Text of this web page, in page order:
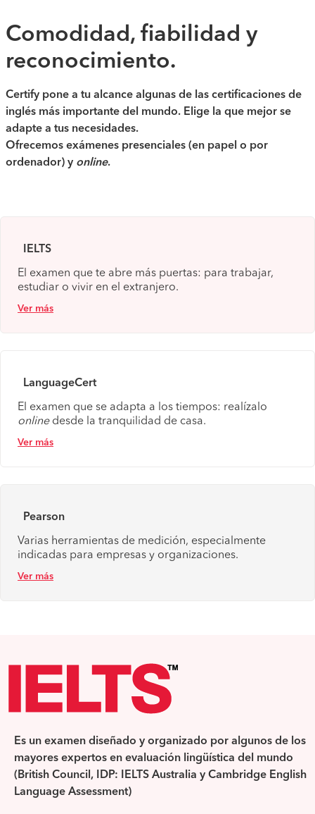
Comodidad, fiabilidad y
reconocimiento.
Certify pone a tu alcance algunas de las certificaciones de
inglés más importante del mundo. Elige la que mejor se
adapte a tus necesidades.
Ofrecemos exámenes presenciales (en papel o por
ordenador) y online.
IELTS
El examen que te abre más puertas: para trabajar,
estudiar o vivir en el extranjero.
Ver más
LanguageCert
El examen que se adapta a los tiempos: realízalo
onlinedesde la tranquilidad de casa.
Ver más
Pearson
Varias herramientas de medición, especialmente
indicadas para empresas y organizaciones.
Ver más
Es un examen diseñado y organizado por algunos de los
mayores expertos en evaluación lingüística del mundo
(British Council, IDP: IELTS Australia y Cambridge English
Language Assessment)